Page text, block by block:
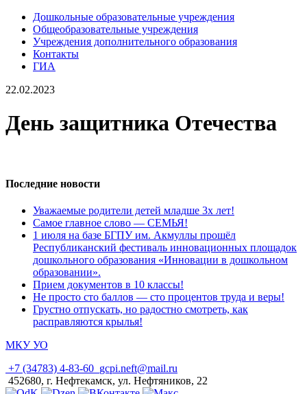
Дошкольные образовательные учреждения
Общеобразовательные учреждения
Учреждения дополнительного образования
Контакты
ГИА
22.02.2023
День защитника Отечества
Последние новости
Уважаемые родители детей младше 3х лет!
Самое главное слово — СЕМЬЯ!
1 июля на базе БГПУ им. Акмуллы прошёл
Республиканский фестиваль инновационных площадок
дошкольного образования «Инновации в дошкольном
образовании».
Прием документов в 10 классы!
Не просто сто баллов — сто процентов труда и веры!
Грустно отпускать, но радостно смотреть, как
расправляются крылья!
МКУ УО
+7 (34783) 4-83-60 gcpi.neft@mail.ru
452680, г. Нефтекамск, ул. Нефтяников, 22